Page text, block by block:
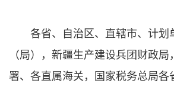
各省、自治区、直辖市、计划
（局），新疆生产建设兵团财政
署、各直属海关，国家税务总局各